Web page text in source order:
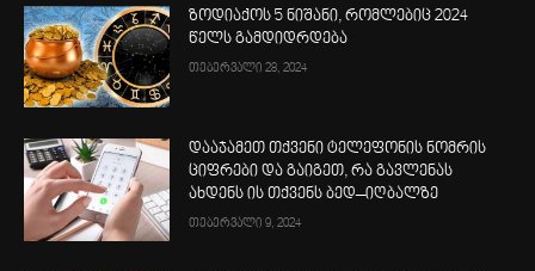
ზოდიაქოს 5 ნიშანი, რომლებიც 2024
წელს გამდიდრდება
თებერვალი 28, 2024
დააჯამეთ თქვენი ტელეფონის ნომრის
ციფრები და გაიგეთ, რა გავლენას
ახდენს ის თქვენს ბედ–იღბალზე
თებერვალი 9, 2024